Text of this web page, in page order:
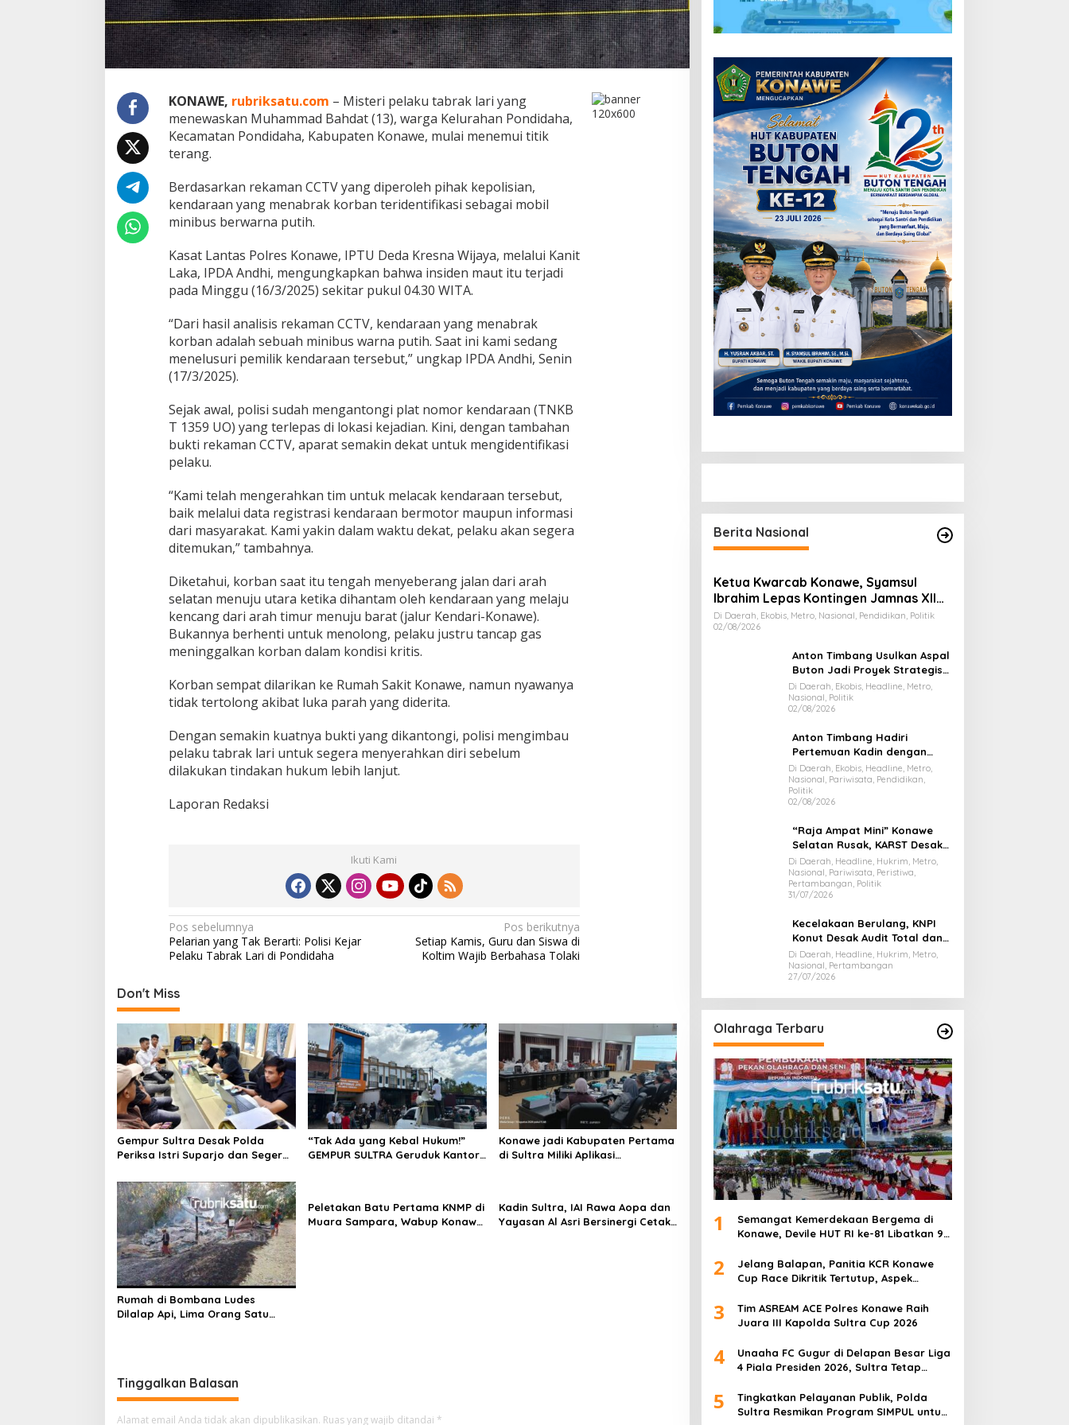
KONAWE, rubriksatu.com – Misteri pelaku tabrak lari yang
menewaskan Muhammad Bahdat (13), warga Kelurahan Pondidaha,
Kecamatan Pondidaha, Kabupaten Konawe, mulai menemui titik
terang.
Berdasarkan rekaman CCTV yang diperoleh pihak kepolisian,
kendaraan yang menabrak korban teridentifikasi sebagai mobil
minibus berwarna putih.
Kasat Lantas Polres Konawe, IPTU Deda Kresna Wijaya, melalui Kanit
Laka, IPDA Andhi, mengungkapkan bahwa insiden maut itu terjadi
pada Minggu (16/3/2025) sekitar pukul 04.30 WITA.
“Dari hasil analisis rekaman CCTV, kendaraan yang menabrak
korban adalah sebuah minibus warna putih. Saat ini kami sedang
menelusuri pemilik kendaraan tersebut,” ungkap IPDA Andhi, Senin
(17/3/2025).
Sejak awal, polisi sudah mengantongi plat nomor kendaraan (TNKB
T 1359 UO) yang terlepas di lokasi kejadian. Kini, dengan tambahan
bukti rekaman CCTV, aparat semakin dekat untuk mengidentifikasi
pelaku.
“Kami telah mengerahkan tim untuk melacak kendaraan tersebut,
baik melalui data registrasi kendaraan bermotor maupun informasi
dari masyarakat. Kami yakin dalam waktu dekat, pelaku akan segera
ditemukan,” tambahnya.
Diketahui, korban saat itu tengah menyeberang jalan dari arah
selatan menuju utara ketika dihantam oleh kendaraan yang melaju
kencang dari arah timur menuju barat (jalur Kendari-Konawe).
Bukannya berhenti untuk menolong, pelaku justru tancap gas
meninggalkan korban dalam kondisi kritis.
Korban sempat dilarikan ke Rumah Sakit Konawe, namun nyawanya
tidak tertolong akibat luka parah yang diderita.
Dengan semakin kuatnya bukti yang dikantongi, polisi mengimbau
pelaku tabrak lari untuk segera menyerahkan diri sebelum
dilakukan tindakan hukum lebih lanjut.
Laporan Redaksi
Ikuti Kami
N
a
i
g
a
s
i
p
o
s
Pos sebelumnya
Pelarian yang Tak Berarti: Polisi Kejar
Pelaku Tabrak Lari di Pondidaha
Pos berikutnya
Setiap Kamis, Guru dan Siswa di
Koltim Wajib Berbahasa Tolaki
Don't Miss
Gempur Sultra Desak Polda
Periksa Istri Suparjo dan Segera
Ilegal
“Tak Ada yang Kebal Hukum!”
GEMPUR SULTRA Geruduk Kantor
Konawe jadi Kabupaten Pertama
di Sultra Miliki Aplikasi
Rumah di Bombana Ludes
Dilalap Api, Lima Orang Satu
Peletakan Batu Pertama KNMP di
Muara Sampara, Wabup Konawe
Kadin Sultra, IAI Rawa Aopa dan
Yayasan Al Asri Bersinergi Cetak
Tinggalkan Balasan
Alamat email Anda tidak akan dipublikasikan. Ruas yang wajib ditandai *
Berita Nasional
Ketua Kwarcab Konawe, Syamsul
Ibrahim Lepas Kontingen Jamnas XII
2026
Di Daerah, Ekobis, Metro, Nasional, Pendidikan, Politik
02/08/2026
Anton Timbang Usulkan Aspal
Buton Jadi Proyek Strategis
Nasional
Di Daerah, Ekobis, Headline, Metro,
Nasional, Politik
02/08/2026
Anton Timbang Hadiri
Pertemuan Kadin dengan
Presiden Prabowo, Bawa Misi
Majukan Ekonomi Sultra
Di Daerah, Ekobis, Headline, Metro,
Nasional, Pariwisata, Pendidikan,
Politik
02/08/2026
“Raja Ampat Mini” Konawe
Selatan Rusak, KARST Desak
Gubernur Evaluasi Total
Dispar Sultra
Di Daerah, Headline, Hukrim, Metro,
Nasional, Pariwisata, Peristiwa,
Pertambangan, Politik
31/07/2026
Kecelakaan Berulang, KNPI
Konut Desak Audit Total dan
Hentikan Hauling PT SPL
Di Daerah, Headline, Hukrim, Metro,
Nasional, Pertambangan
27/07/2026
Olahraga Terbaru
1
Semangat Kemerdekaan Bergema di
Konawe, Devile HUT RI ke-81 Libatkan 98
2
Jelang Balapan, Panitia KCR Konawe
Cup Race Dikritik Tertutup, Aspek
3
Tim ASREAM ACE Polres Konawe Raih
Juara III Kapolda Sultra Cup 2026
4
Unaaha FC Gugur di Delapan Besar Liga
4 Piala Presiden 2026, Sultra Tetap
5
Tingkatkan Pelayanan Publik, Polda
Sultra Resmikan Program SIMPUL untuk